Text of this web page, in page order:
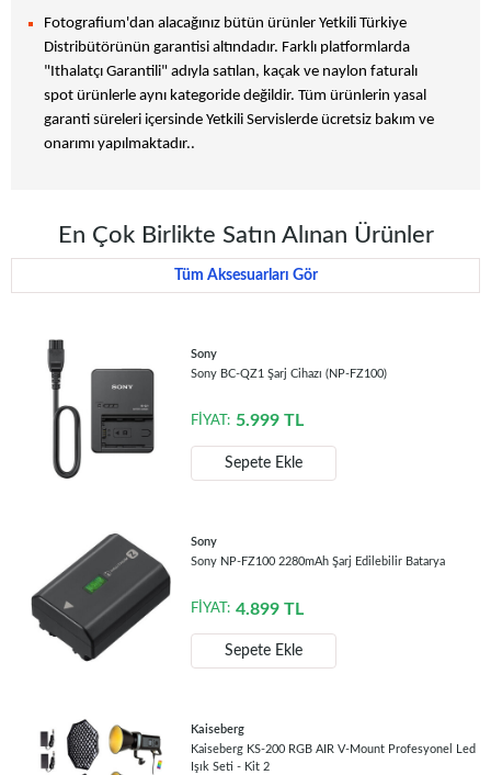
Fotografium'dan alacağınız bütün ürünler Yetkili Türkiye
Distribütörünün garantisi altındadır. Farklı platformlarda
"Ithalatçı Garantili" adıyla satılan, kaçak ve naylon faturalı
spot ürünlerle aynı kategoride değildir. Tüm ürünlerin yasal
garanti süreleri içersinde Yetkili Servislerde ücretsiz bakım ve
onarımı yapılmaktadır..
En Çok Birlikte Satın Alınan Ürünler
Tüm Aksesuarları Gör
Sony
Sony BC-QZ1 Şarj Cihazı (NP-FZ100)
FİYAT: 5.999 TL
Sepete Ekle
Sony
Sony NP-FZ100 2280mAh Şarj Edilebilir Batarya
FİYAT: 4.899 TL
Sepete Ekle
Kaiseberg
Kaiseberg KS-200 RGB AIR V-Mount Profesyonel Led
Işık Seti - Kit 2